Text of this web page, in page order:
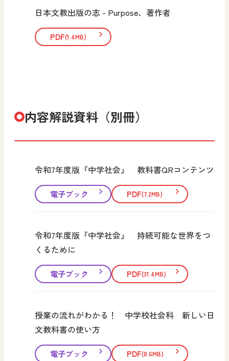
日本文教出版の志 - Purpose、著作者
PDF(1.4MB)
内容解説資料（別冊）
令和7年度版『中学社会』 教科書QRコンテンツ
電子ブック PDF(7.2MB)
令和7年度版『中学社会』 持続可能な世界をつ
くるために
電子ブック PDF(31.4MB)
授業の流れがわかる！ 中学校社会科 新しい日
文教科書の使い方
電子ブック PDF(8.6MB)